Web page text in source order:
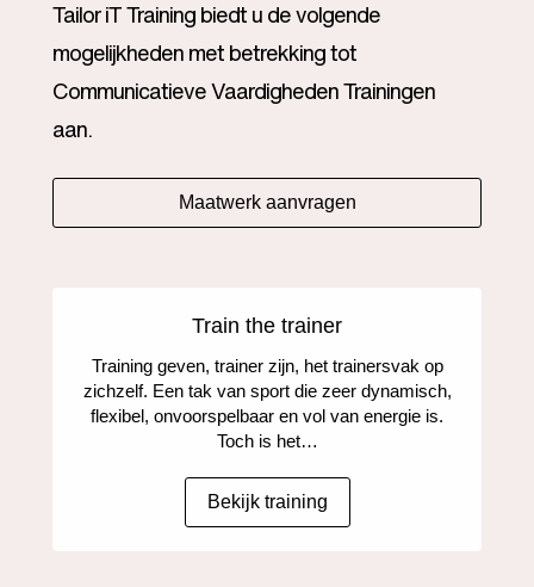
Tailor iT Training biedt u de volgende
mogelijkheden met betrekking tot
Communicatieve Vaardigheden Trainingen
aan.
Maatwerk aanvragen
Train the trainer
Training geven, trainer zijn, het trainersvak op
zichzelf. Een tak van sport die zeer dynamisch,
flexibel, onvoorspelbaar en vol van energie is.
Toch is het…
Bekijk training